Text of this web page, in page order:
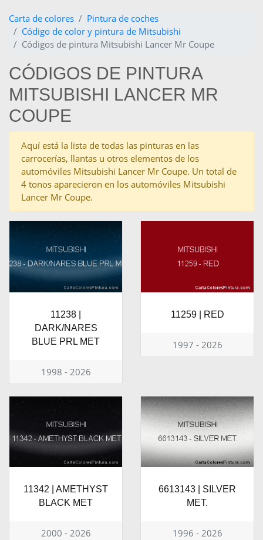
Carta de colores
Pintura de coches
Código de color y pintura de Mitsubishi
Códigos de pintura Mitsubishi Lancer Mr Coupe
CÓDIGOS DE PINTURA
MITSUBISHI LANCER MR
COUPE
Aquí está la lista de todas las pinturas en las
carrocerías, llantas u otros elementos de los
automóviles Mitsubishi Lancer Mr Coupe. Un total de
4 tonos aparecieron en los automóviles Mitsubishi
Lancer Mr Coupe.
11238 |
DARK/NARES
BLUE PRL MET
1998 - 2026
11259 | RED
1997 - 2026
11342 | AMETHYST
BLACK MET
2000 - 2026
6613143 | SILVER
MET.
1996 - 2026